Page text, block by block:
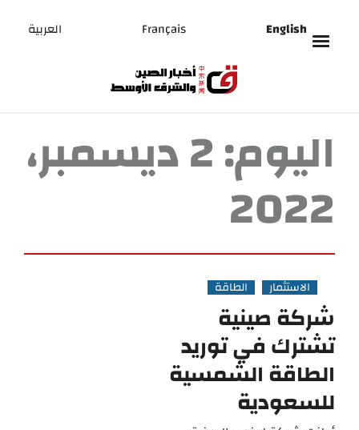
English
Français العربية
اليوم: 2 ديسمبر،
2022
الاستثمار الطاقة
شركة صينية
تشترك في توريد
الطاقة الشمسية
للسعودية